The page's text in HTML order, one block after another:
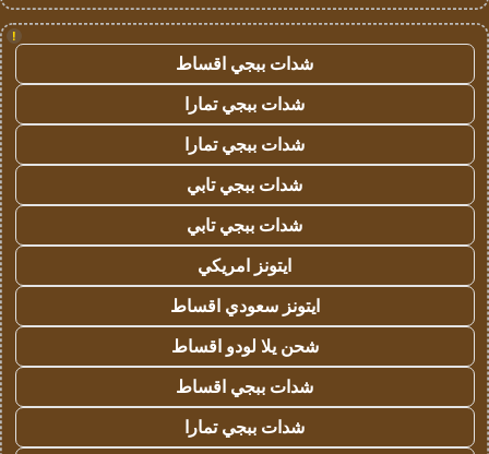
!
شدات ببجي اقساط
شدات ببجي تمارا
شدات ببجي تمارا
شدات ببجي تابي
شدات ببجي تابي
ايتونز امريكي
ايتونز سعودي اقساط
شحن يلا لودو اقساط
شدات ببجي اقساط
شدات ببجي تمارا